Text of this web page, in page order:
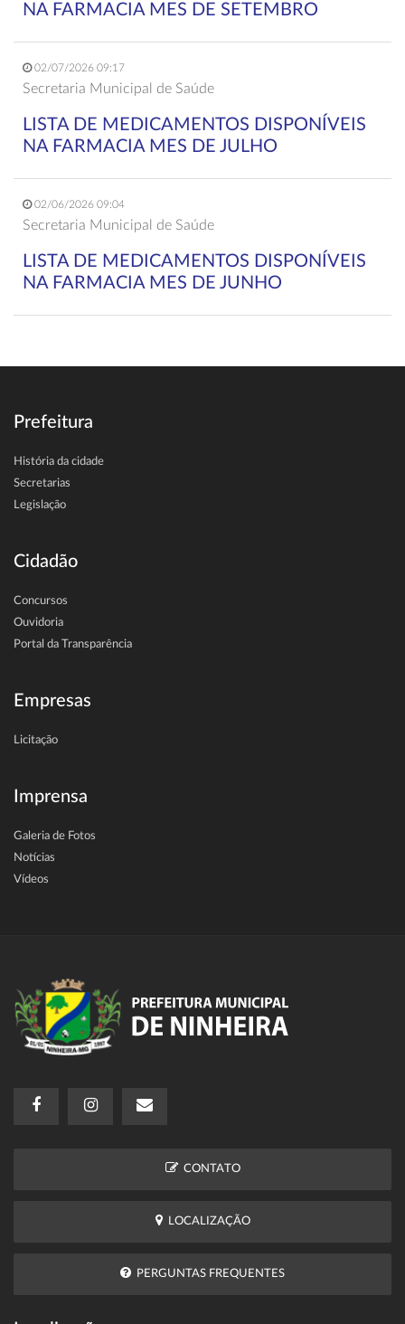
NA FARMACIA MES DE SETEMBRO
02/07/2026 09:17
Secretaria Municipal de Saúde
LISTA DE MEDICAMENTOS DISPONÍVEIS
NA FARMACIA MES DE JULHO
02/06/2026 09:04
Secretaria Municipal de Saúde
LISTA DE MEDICAMENTOS DISPONÍVEIS
NA FARMACIA MES DE JUNHO
Prefeitura
História da cidade
Secretarias
Legislação
Cidadão
Concursos
Ouvidoria
Portal da Transparência
Empresas
Licitação
Imprensa
Galeria de Fotos
Notícias
Vídeos
CONTATO
LOCALIZAÇÃO
PERGUNTAS FREQUENTES